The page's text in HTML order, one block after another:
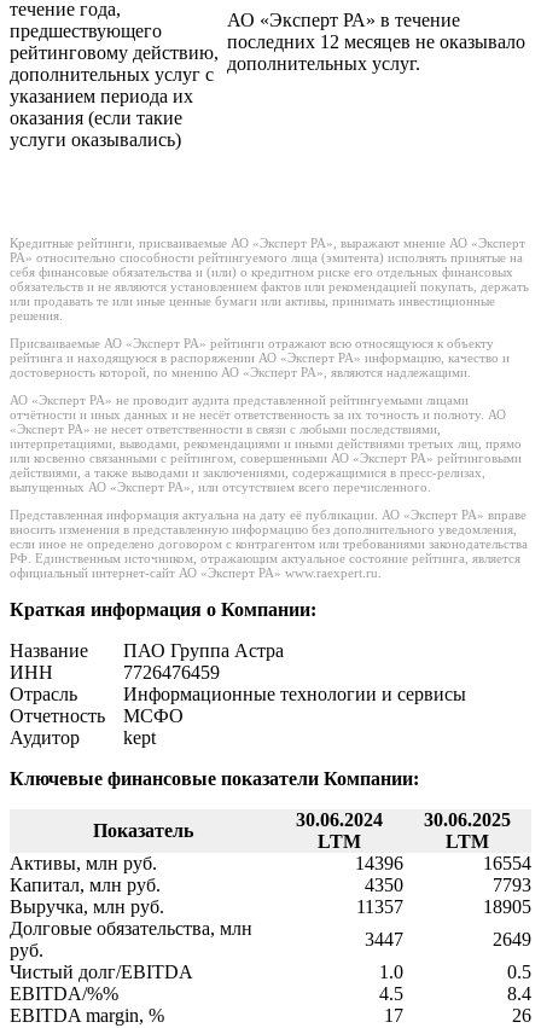
течение года,
предшествующего
рейтинговому действию,
дополнительных услуг с
указанием периода их
оказания (если такие
услуги оказывались)
АО «Эксперт РА» в течение
последних 12 месяцев не оказывало
дополнительных услуг.
Кредитные рейтинги, присваиваемые АО «Эксперт РА», выражают мнение АО «Эксперт
РА» относительно способности рейтингуемого лица (эмитента) исполнять принятые на
себя финансовые обязательства и (или) о кредитном риске его отдельных финансовых
обязательств и не являются установлением фактов или рекомендацией покупать, держать
или продавать те или иные ценные бумаги или активы, принимать инвестиционные
решения.
Присваиваемые АО «Эксперт РА» рейтинги отражают всю относящуюся к объекту
рейтинга и находящуюся в распоряжении АО «Эксперт РА» информацию, качество и
достоверность которой, по мнению АО «Эксперт РА», являются надлежащими.
АО «Эксперт РА» не проводит аудита представленной рейтингуемыми лицами
отчётности и иных данных и не несёт ответственность за их точность и полноту. АО
«Эксперт РА» не несет ответственности в связи с любыми последствиями,
интерпретациями, выводами, рекомендациями и иными действиями третьих лиц, прямо
или косвенно связанными с рейтингом, совершенными АО «Эксперт РА» рейтинговыми
действиями, а также выводами и заключениями, содержащимися в пресс-релизах,
выпущенных АО «Эксперт РА», или отсутствием всего перечисленного.
Представленная информация актуальна на дату её публикации. АО «Эксперт РА» вправе
вносить изменения в представленную информацию без дополнительного уведомления,
если иное не определено договором с контрагентом или требованиями законодательства
РФ. Единственным источником, отражающим актуальное состояние рейтинга, является
официальный интернет-сайт АО «Эксперт РА» www.raexpert.ru.
Краткая информация о Компании:
Название
ПАО Группа Астра
ИНН
7726476459
Отрасль
Информационные технологии и сервисы
Отчетность
МСФО
Аудитор
kept
Ключевые финансовые показатели Компании:
Показатель
30.06.2024
LTM
30.06.2025
LTM
Активы, млн руб.
14396
16554
Капитал, млн руб.
4350
7793
Выручка, млн руб.
11357
18905
Долговые обязательства, млн
руб.
3447
2649
Чистый долг/EBITDA
1.0
0.5
EBITDA/%%
4.5
8.4
EBITDA margin, %
17
26